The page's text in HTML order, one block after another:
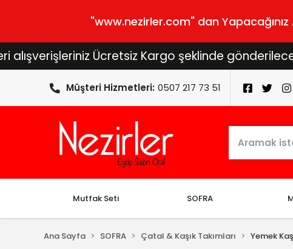
"www.nezirler.com" dan Yapacağınız
Ücretsiz Kargo şeklinde gönderilecektir...
Müşteri Hizmetleri: 0507 217 73 51
Mutfak Seti SOFRA
Ana Sayfa SOFRA Çatal & Kaşık Takımları Yemek